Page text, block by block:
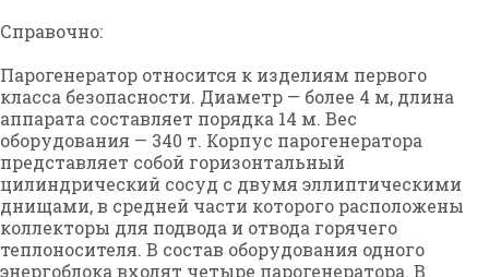
Справочно:
Парогенератор относится к изделиям первого
класса безопасности. Диаметр — более 4 м, длина
аппарата составляет порядка 14 м. Вес
оборудования — 340 т. Корпус парогенератора
представляет собой горизонтальный
цилиндрический сосуд с двумя эллиптическими
днищами, в средней части которого расположены
коллекторы для подвода и отвода горячего
теплоносителя. В состав оборудования одного
энергоблока входят четыре парогенератора. В